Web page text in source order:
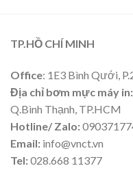
TP.HỒ CHÍ MINH
Office: 1E3 Bình Qưới,
Địa chỉ bơm mực máy in:
Q.Bình Thạnh, TP.HCM
Hotline/ Zalo:
Email: info@vnct.vn
Tel:028.668 11377